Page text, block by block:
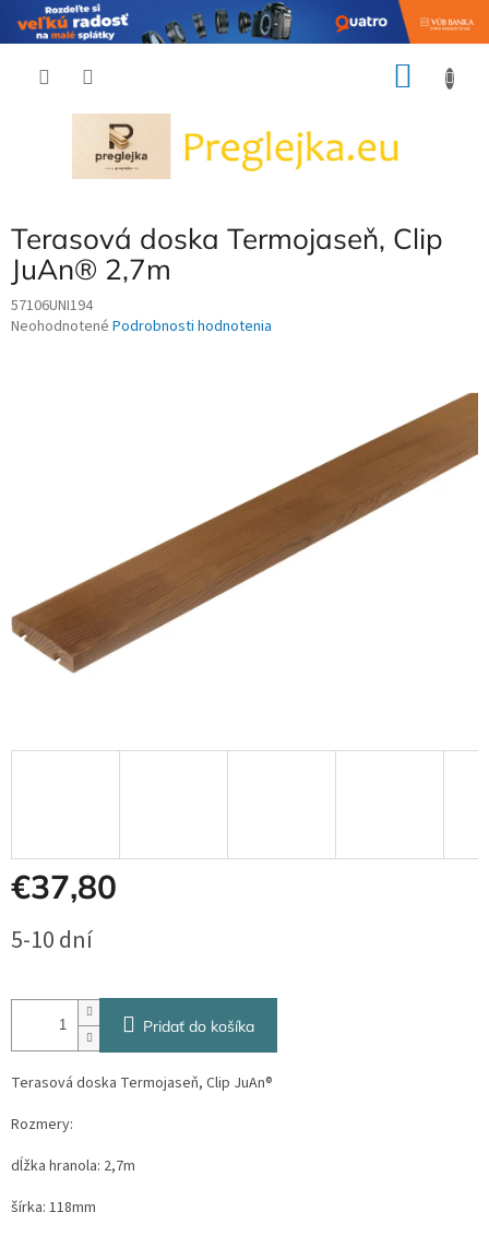
Terasová doska Termojaseň, Clip
JuAn® 2,7m
57106UNI194
Priemerné
Neohodnotené Podrobnosti hodnotenia
€37,80
cena:
5-10 dní
Pridať do košíka
Terasová doska Termojaseň, Clip JuAn®
Rozmery:
dĺžka hranola: 2,7m
šírka: 118mm